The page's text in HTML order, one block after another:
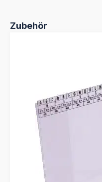
Produktgalerie überspringen
Zubehör